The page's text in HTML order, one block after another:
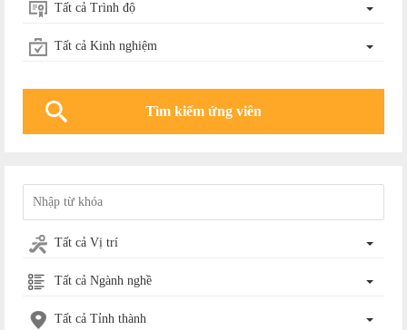
Tất cả Trình độ
Tất cả Kinh nghiệm
Tất cả Vị trí
Tất cả Ngành nghề
Tất cả Tỉnh thành